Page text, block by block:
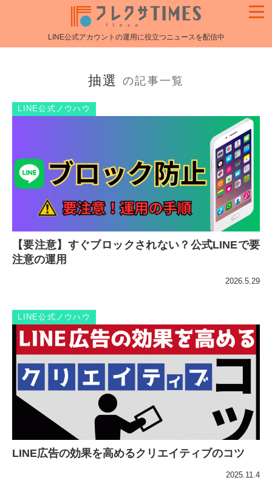
LINE公式アカウントの運用に役立つニュースを配信中
抽選 の記事一覧
LINE公式ノウハウ
【要注意】すぐブロックされない？公式LINEで要
注意の運用
2026.5.29
LINE公式ノウハウ
LINE広告の効果を高めるクリエイティブのコツ
2025.11.4